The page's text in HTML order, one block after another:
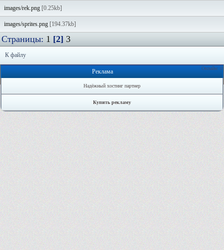
images/rek.png [0.25kb]
images/sprites.png [194.37kb]
Страницы: 1 [2] 3
К файлу
Онлайн: 0
Реклама
Надёжный хостинг партнер
Купить рекламу